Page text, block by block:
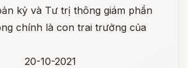
kỷ và Tư trị thông giám phần
chính là con trai trưởng của
20-10-2021